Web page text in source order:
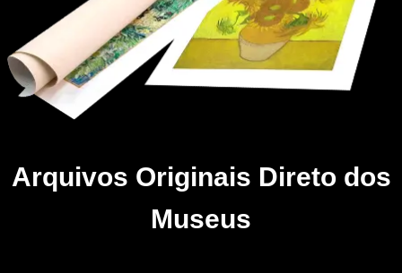
Arquivos Originais Direto dos
Museus